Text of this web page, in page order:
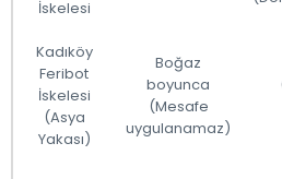
İskelesi
Kadıköy
Feribot
İskelesi
(Asya
Yakası)
Boğaz
boyunca
(Mesafe
uygulanamaz)